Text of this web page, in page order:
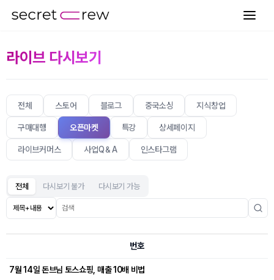
라이브 다시보기
전체 스토어 블로그 중국소싱 지식창업
구매대행 오픈마켓 특강 상세페이지
라이브커머스 사업Q＆A 인스타그램
전체 다시보기 불가 다시보기 가능
번호
7월 14일 돈브님 토스쇼핑, 매출 10배 비법